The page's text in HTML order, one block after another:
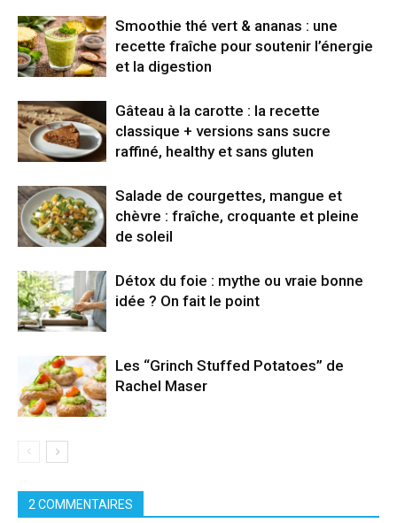
Smoothie thé vert & ananas : une
recette fraîche pour soutenir l’énergie
et la digestion
Gâteau à la carotte : la recette
classique + versions sans sucre
raffiné, healthy et sans gluten
Salade de courgettes, mangue et
chèvre : fraîche, croquante et pleine
de soleil
Détox du foie : mythe ou vraie bonne
idée ? On fait le point
Les “Grinch Stuffed Potatoes” de
Rachel Maser
2 COMMENTAIRES